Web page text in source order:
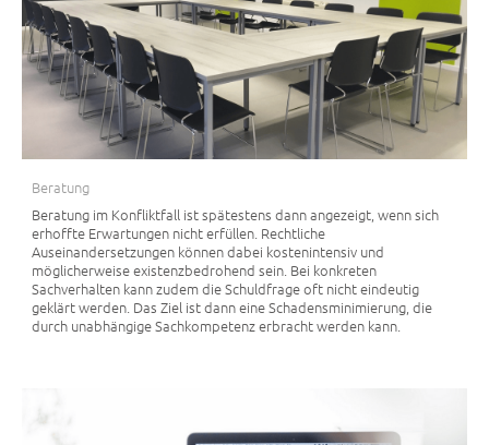
Beratung
Beratung im Konfliktfall ist spätestens dann angezeigt, wenn sich
erhoffte Erwartungen nicht erfüllen. Rechtliche
Auseinandersetzungen können dabei kostenintensiv und
möglicherweise existenzbedrohend sein. Bei konkreten
Sachverhalten kann zudem die Schuldfrage oft nicht eindeutig
geklärt werden. Das Ziel ist dann eine Schadensminimierung, die
durch unabhängige Sachkompetenz erbracht werden kann.